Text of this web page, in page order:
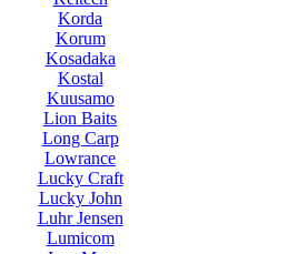
Korda
Korum
Kosadaka
Kostal
Kuusamo
Lion Baits
Long Carp
Lowrance
Lucky Craft
Lucky John
Luhr Jensen
Lumicom